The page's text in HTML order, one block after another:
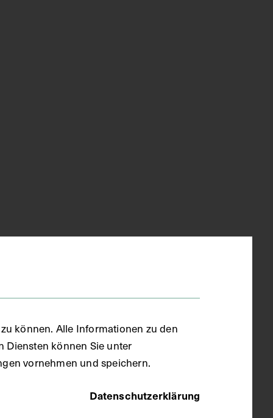
können. Alle Informationen zu den
Diensten können Sie unter
vornehmen und speichern.
Datenschutzerklärung